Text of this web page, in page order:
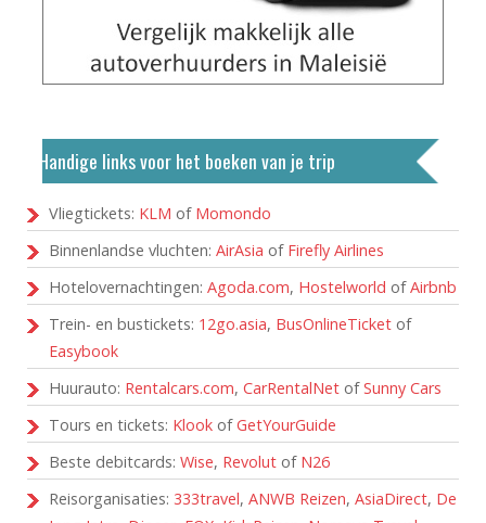
Handige links voor het boeken van je trip
Vliegtickets: KLM of Momondo
Binnenlandse vluchten: AirAsia of Firefly Airlines
Hotelovernachtingen: Agoda.com, Hostelworld ofAirbnb
Trein- en bustickets: 12go.asia, BusOnlineTicket of
Easybook
Huurauto: Rentalcars.com, CarRentalNet ofSunny Cars
Tours en tickets: Klook ofGetYourGuide
Beste debitcards: Wise, Revolut of N26
Reisorganisaties: 333travel, ANWB Reizen, AsiaDirect, De